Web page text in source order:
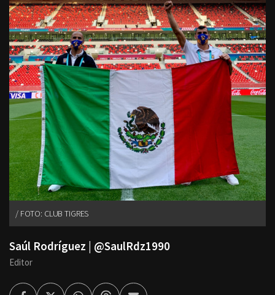
FOTO: CLUB TIGRES
Saúl Rodríguez | @SaulRdz1990
Editor